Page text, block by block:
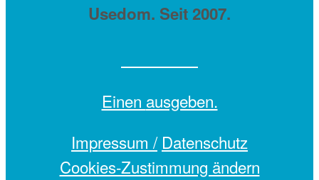
Usedom. Seit 2007.
Einen ausgeben.
Impressum / Datenschutz
Cookies-Zustimmung ändern